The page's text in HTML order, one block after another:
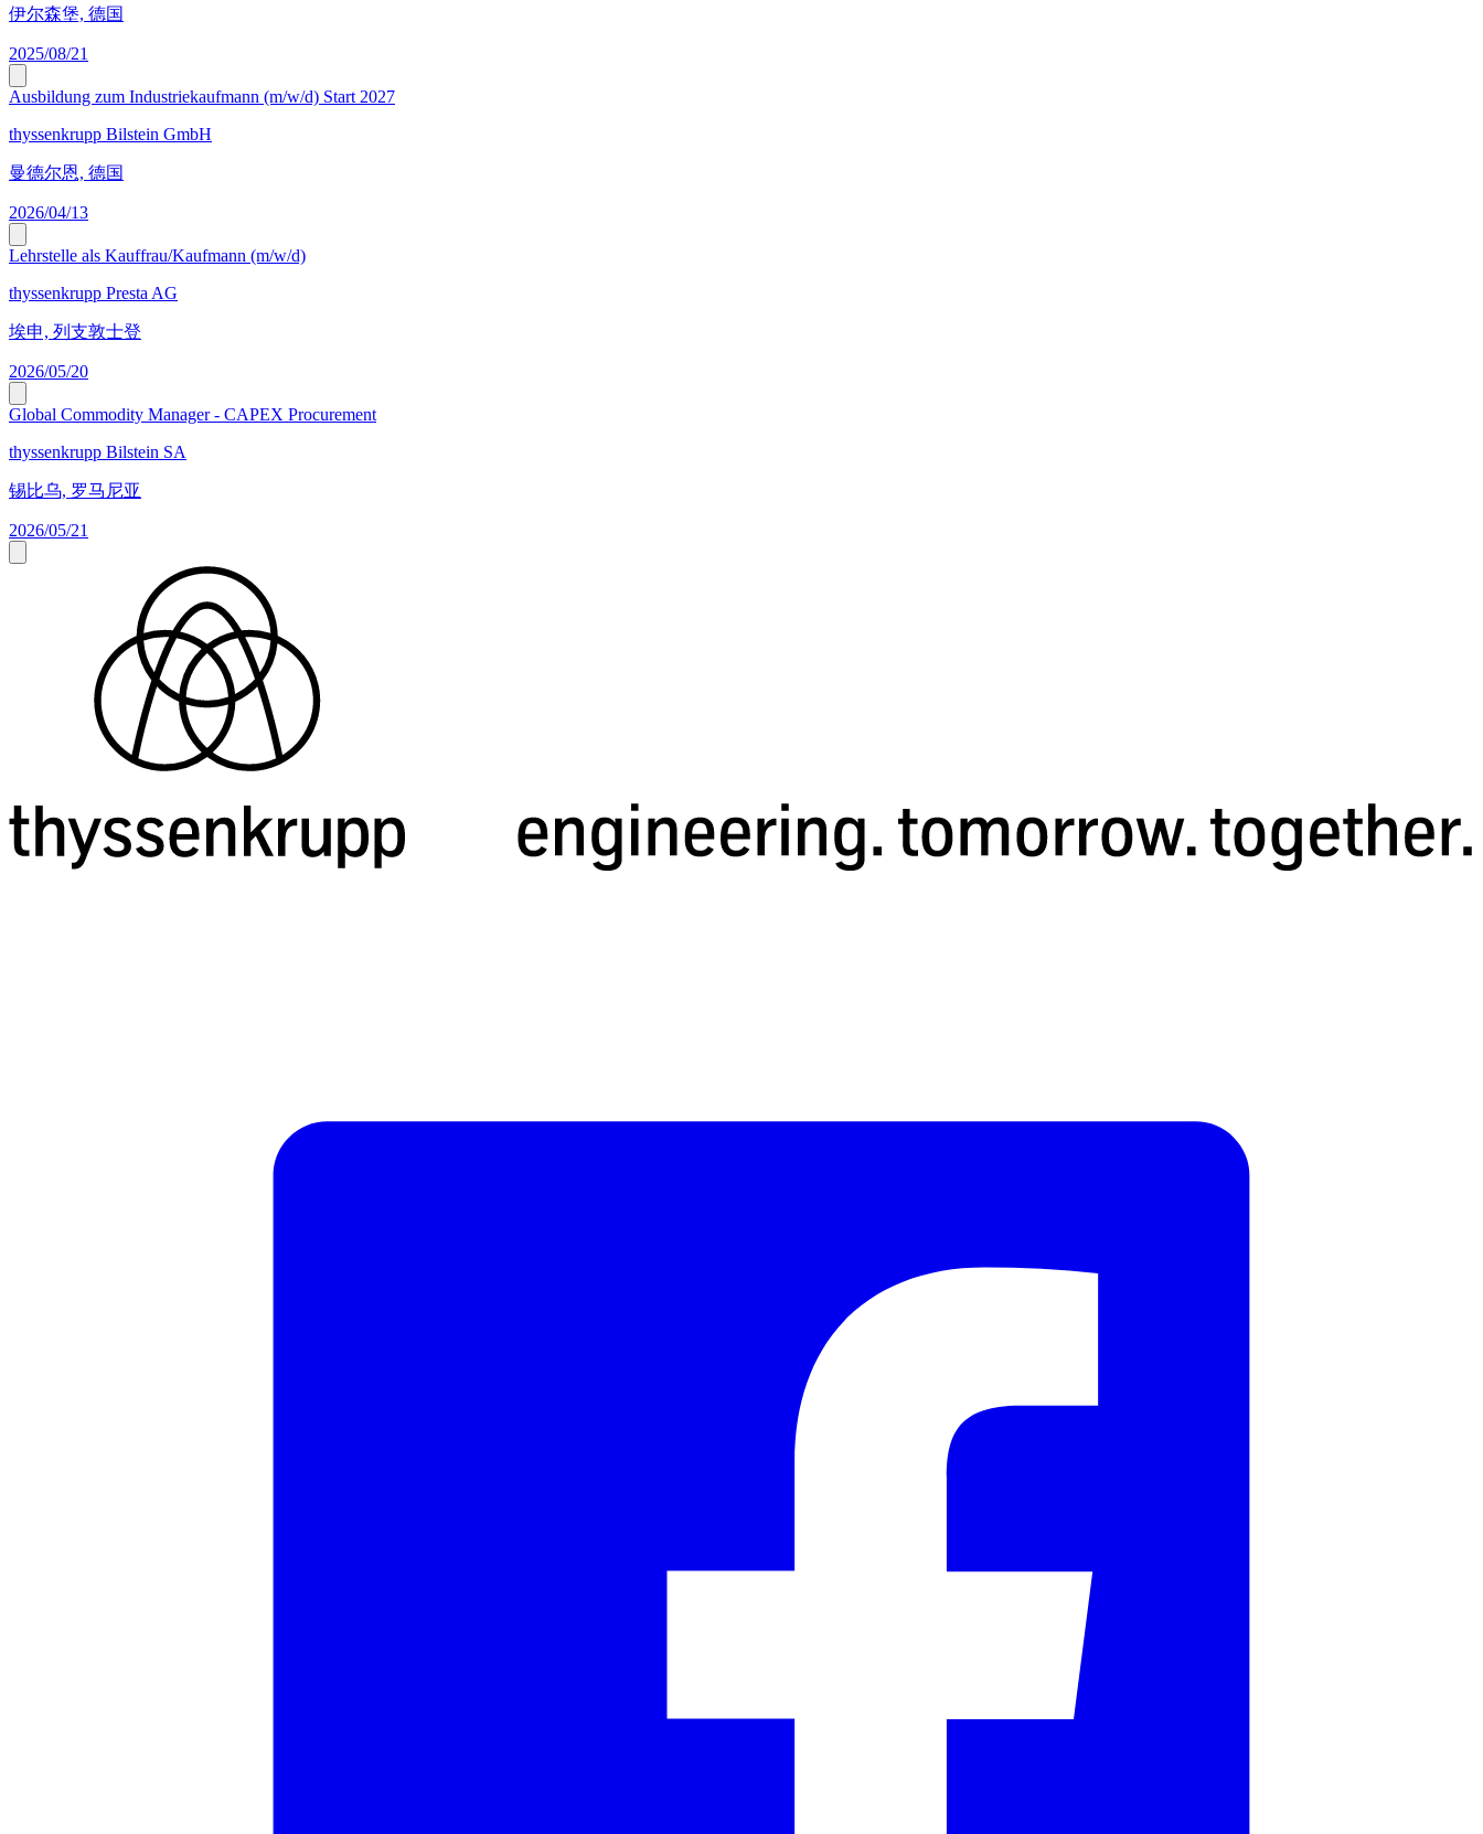
伊尔森堡, 德国
2025/08/21
Ausbildung zum Industriekaufmann (m/w/d) Start 2027
thyssenkrupp Bilstein GmbH
曼德尔恩, 德国
2026/04/13
Lehrstelle als Kauffrau/Kaufmann (m/w/d)
thyssenkrupp Presta AG
埃申, 列支敦士登
2026/05/20
Global Commodity Manager - CAPEX Procurement
thyssenkrupp Bilstein SA
锡比乌, 罗马尼亚
2026/05/21